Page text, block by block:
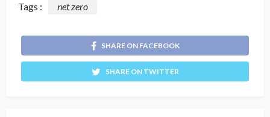
Tags : net zero
SHARE ON FACEBOOK
SHARE ON TWITTER